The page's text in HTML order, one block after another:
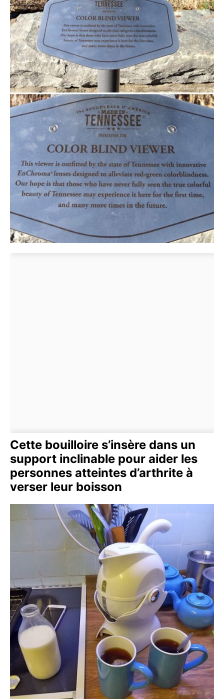
Cette bouilloire s’insère dans un
support inclinable pour aider les
personnes atteintes d’arthrite à
verser leur boisson